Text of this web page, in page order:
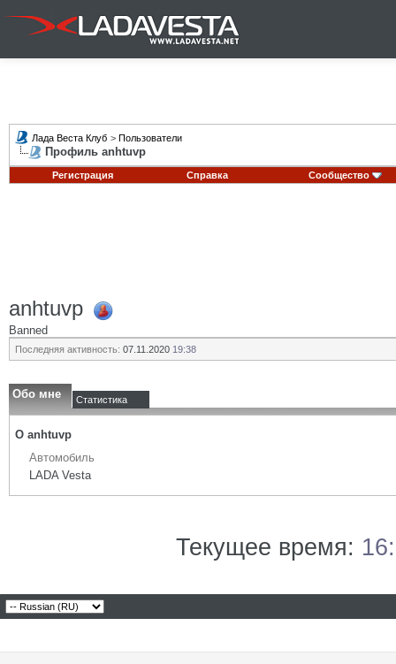
Лада Веста Клуб > Пользователи
Профиль anhtuvp
Регистрация Справка Сообщество
anhtuvp
Banned
Последняя активность: 07.11.2020 19:38
Обо мне Статистика
О anhtuvp
Автомобиль
LADA Vesta
Текущее время: